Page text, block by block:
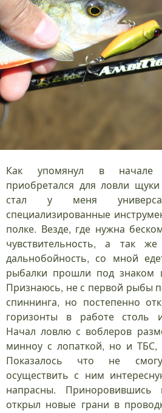
Как упомянул в начале
приобретался для ловли
стал у меня
специализированные
полке. Везде, где нужна
чувствительность, а так
дальнобойность, со мной
рыбалки прошли под знаком
Признаюсь, не с первой рыбы
спиннинга, но постепенно
горизонты в работе столь
Начал ловлю с воблеров
минноу с лопаткой, но и ТБС,
Показалось что не
осуществить с ним
напрасны.
открыл новые грани в